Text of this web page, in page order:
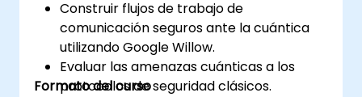
Construir flujos de trabajo de
comunicación seguros ante la cuántica
utilizando Google Willow.
Evaluar las amenazas cuánticas a los
protocolos de seguridad clásicos.
Formato del curso